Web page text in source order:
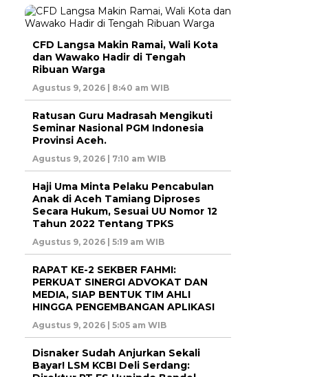
CFD Langsa Makin Ramai, Wali Kota
dan Wawako Hadir di Tengah
Ribuan Warga
Agustus 9, 2026 | 8:40 am WIB
Ratusan Guru Madrasah Mengikuti
Seminar Nasional PGM Indonesia
Provinsi Aceh.
Agustus 9, 2026 | 7:10 am WIB
Haji Uma Minta Pelaku Pencabulan
Anak di Aceh Tamiang Diproses
Secara Hukum, Sesuai UU Nomor 12
Tahun 2022 Tentang TPKS
Agustus 9, 2026 | 5:19 am WIB
RAPAT KE-2 SEKBER FAHMI:
PERKUAT SINERGI ADVOKAT DAN
MEDIA, SIAP BENTUK TIM AHLI
HINGGA PENGEMBANGAN APLIKASI
Agustus 9, 2026 | 5:05 am WIB
Disnaker Sudah Anjurkan Sekali
Bayar! LSM KCBI Deli Serdang: